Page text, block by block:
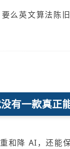
么英文算法陈
有一款真正
和降 AI，还能